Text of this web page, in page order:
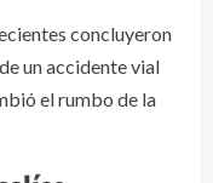
concluyeron
un accidente vial
el rumbo de la